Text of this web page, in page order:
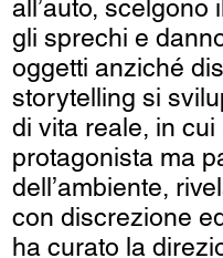
all’auto, scelgono
gli sprechi e
oggetti anziché
storytelling si
di vita reale, in
protagonista ma
dell’ambiente,
con discrezione
ha curato la